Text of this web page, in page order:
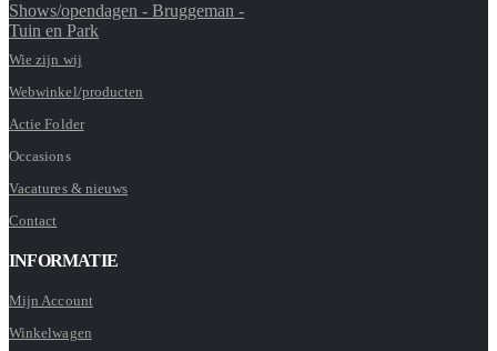
Shows/opendagen - Bruggeman -
Tuin en Park
Wie zijn wij
Webwinkel/producten
Actie Folder
Occasions
Vacatures & nieuws
Contact
INFORMATIE
Mijn Account
Winkelwagen